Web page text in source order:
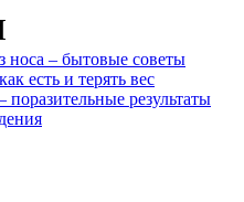
носа – бытовые советы
есть и терять вес
результаты